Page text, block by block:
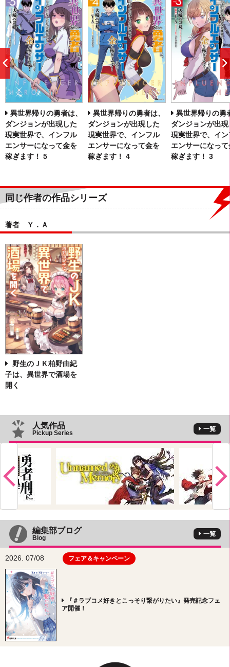
異世界帰りの勇者は、
ダンジョンが出現した
現実世界で、インフル
エンサーになって金を
稼ぎます！ 5
異世界帰りの勇者は、
ダンジョンが出現した
現実世界で、インフル
エンサーになって金を
稼ぎます！ 4
異世界帰りの勇
ダンジョンが出現
現実世界で、イン
エンサーになって
稼ぎます！ 3
前
へ
同じ作者の作品シリーズ
著者 Ｙ．Ａ
野生のＪＫ柏野由紀
子は、異世界で酒場を
開く
人気作品
Pickup Series
一覧
編集部ブログ
Blog
一覧
2026. 07/08 フェア＆キャンペーン
『＃ラブコメ好きとこっそり繋がりたい』発売記念フェ
ア開催！